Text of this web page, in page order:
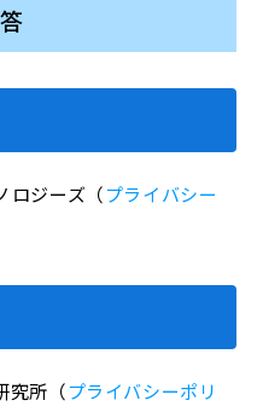
ロジーズ（プライバシー
究所（プライバシーポリ